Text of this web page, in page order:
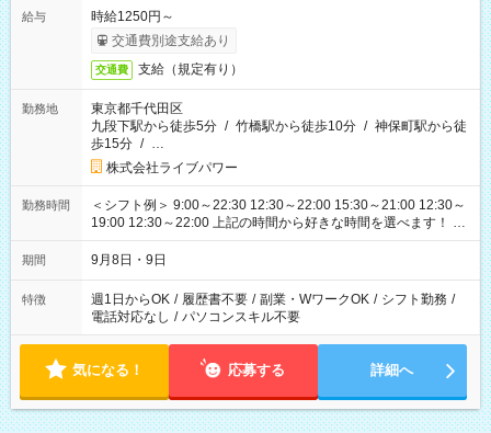
給与
時給1250円～
交通費別途支給あり
交通費 支給（規定有り）
勤務地
東京都千代田区
九段下駅から徒歩5分 / 竹橋駅から徒歩10分 / 神保町駅から徒
歩15分 / …
株式会社ライブパワー
勤務時間
＜シフト例＞ 9:00～22:30 12:30～22:00 15:30～21:00 12:30～
19:00 12:30～22:00 上記の時間から好きな時間を選べます！ ※
時間は変更となる可能性があります
期間 9月8日・9日
特徴 週1日からOK / 履歴書不要 / 副業・WワークOK / シフト勤務 /
電話対応なし / パソコンスキル不要
気になる！ 応募する 詳細へ